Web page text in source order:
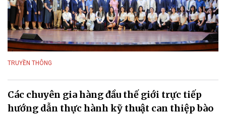
TRUYỀN THÔNG
Các chuyên gia hàng đầu thế giới trực tiếp
hướng dẫn thực hành kỹ thuật can thiệp bào